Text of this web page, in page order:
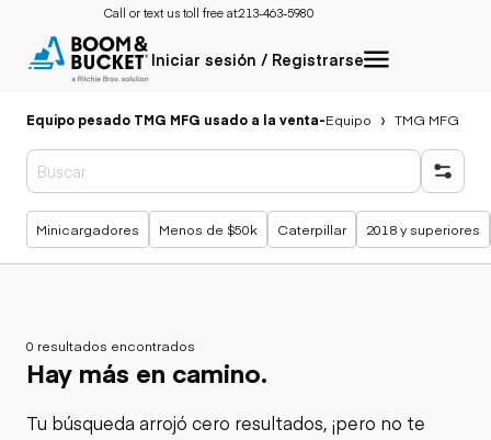
Call or text us toll free at:213-463-5980
Iniciar sesión / Registrarse
Equipo pesado TMG MFG usado a la venta-Equipo TMG MFG
Búsquedas populares
Minicargadores Menos de $50k Caterpillar 2018 y superiores
0 resultados encontrados
Hay más en camino.
Tu búsqueda arrojó cero resultados, ¡pero no te